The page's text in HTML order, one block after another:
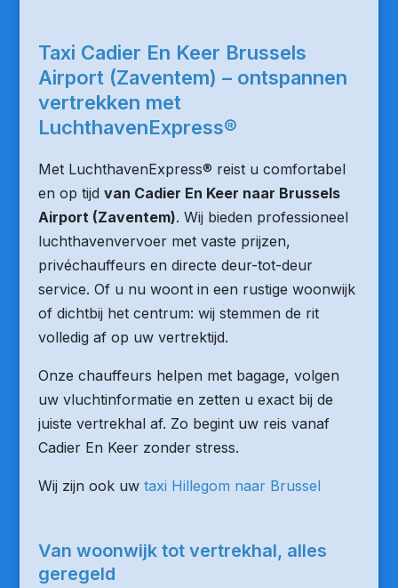
Taxi Cadier En Keer Brussels
Airport (Zaventem) – ontspannen
vertrekken met
LuchthavenExpress®
Met LuchthavenExpress® reist u comfortabel
en op tijd van Cadier En Keer naar Brussels
Airport (Zaventem). Wij bieden professioneel
luchthavenvervoer met vaste prijzen,
privéchauffeurs en directe deur-tot-deur
service. Of u nu woont in een rustige woonwijk
of dichtbij het centrum: wij stemmen de rit
volledig af op uw vertrektijd.
Onze chauffeurs helpen met bagage, volgen
uw vluchtinformatie en zetten u exact bij de
juiste vertrekhal af. Zo begint uw reis vanaf
Cadier En Keer zonder stress.
Wij zijn ook uw taxi Hillegom naar Brussel
Van woonwijk tot vertrekhal, alles
geregeld